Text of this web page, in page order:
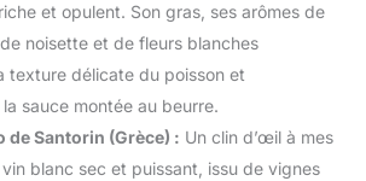
et opulent. Son gras, ses arômes de
noisette et de fleurs blanches
texture délicate du poisson et
sauce montée au beurre.
de Santorin (Grèce) : Un clin d’œil à mes
blanc sec et puissant, issu de vignes